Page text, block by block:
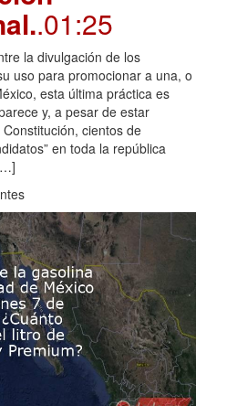
.01:25
la divulgación de los
uso para promocionar a una, o
esta última práctica es
y, a pesar de estar
cientos de
en toda la república